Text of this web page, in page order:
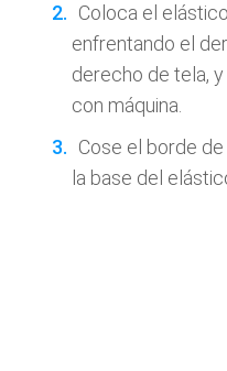
Coloca el
enfrentando el
derecho de tela,
con máquina.
Cose el borde
la base del